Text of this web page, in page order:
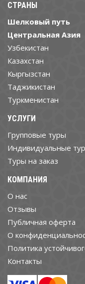
СТРАНЫ
Шелковый путь
Центральная Азия
Узбекистан
Казахстан
Кыргызстан
Таджикистан
Туркменистан
УСЛУГИ
Групповые туры
Индивидуальные
Туры на заказ
КОМПАНИЯ
О нас
Отзывы
Публичная оферта
О
Политика
Контакты